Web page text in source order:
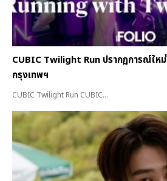
CUBIC Twilight Run ปรากฏการณ์ให
กรุงเทพฯ
CUBIC Twilight Run CUBIC...